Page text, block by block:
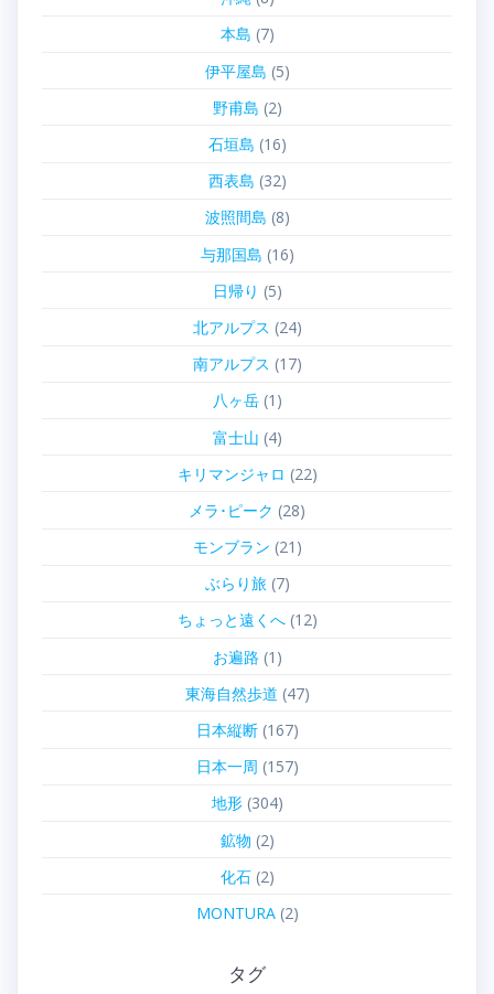
本島 (7)
伊平屋島 (5)
野甫島 (2)
石垣島 (16)
西表島 (32)
波照間島 (8)
与那国島 (16)
日帰り (5)
北アルプス (24)
南アルプス (17)
八ヶ岳(1)
富士山 (4)
キリマンジャロ (22)
メラ･ピーク (28)
モンブラン (21)
ぶらり旅(7)
ちょっと遠くへ(12)
お遍路 (1)
東海自然歩道 (47)
日本縦断(167)
日本一周 (157)
地形(304)
鉱物 (2)
化石(2)
MONTURA(2)
タグ